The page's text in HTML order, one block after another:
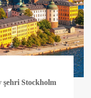
şehri Stockholm